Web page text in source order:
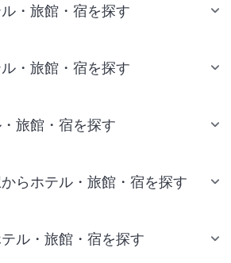
・旅館・宿を探す
・旅館・宿を探す
旅館・宿を探す
らホテル・旅館・宿を探す
ル・旅館・宿を探す